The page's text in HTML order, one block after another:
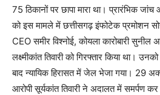
75 ठिकानों पर छापा मारा था। प्रारंभिक
को इस मामले में छत्तीसगढ़ इंफोटेक प्रमोशन
CEO समीर विश्नोई, कोयला कारोबारी सुनील
लक्ष्मीकांत तिवारी को गिरफ्तार किया था।
बाद न्यायिक हिरासत में जेल भेजा गया। 29
आरोपी सूर्यकांत तिवारी ने अदालत में समर्पण